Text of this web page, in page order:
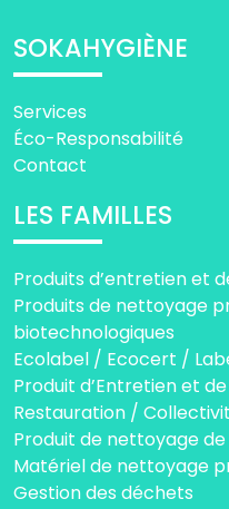
SOKAHYGIÈNE
Services
Éco-Responsabilité
Contact
LES FAMILLES
Produits d’entretien et
Produits de nettoyage
biotechnologiques
Ecolabel / Ecocert /
Produit d’Entretien et
Restauration /
Produit de nettoyage
Matériel de nettoyage
Gestion des déchets